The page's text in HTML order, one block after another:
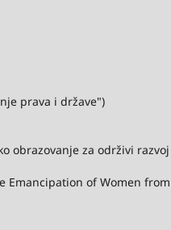
prava i države")
obrazovanje za održivi
Emancipation of Women